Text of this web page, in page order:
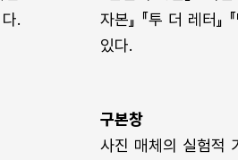
.
자본』 『투 더 레터
있다.
구본창
사진 매체의 실험적